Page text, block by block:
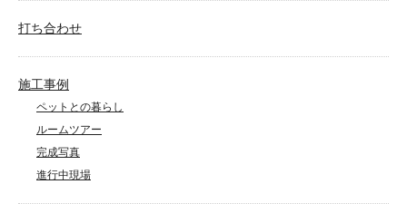
打ち合わせ
施工事例
ペットとの暮らし
ルームツアー
完成写真
進行中現場